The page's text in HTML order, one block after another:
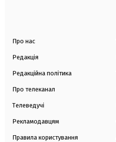
Про нас
Редакція
Редакційна політика
Про телеканал
Телеведучі
Рекламодавцям
Правила користування